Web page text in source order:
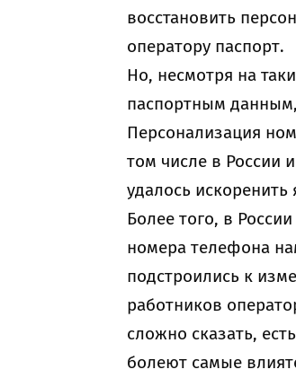
восстановить
оператору паспорт.
Но, несмотря на
паспортным
Персонализация
том числе в России
удалось
Более того, в
номера телефона
подстроились к
работников
сложно сказать,
болеют самые